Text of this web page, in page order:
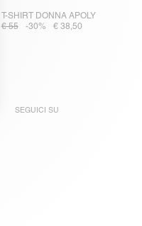
T-SHIRT DONNA APOLY
€ 55
-30% € 38,50
SEGUICI SU